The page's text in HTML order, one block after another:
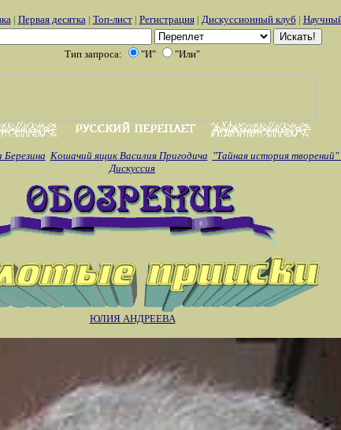
| Первая десятка| Топ-лист| Регистрация| Дискуссионный клуб |
Тип запроса: "И" "Или"
Кошачий ящик Василия Пригодича "Тайная история
Дискуссия
ЮЛИЯ АНДРЕЕВА